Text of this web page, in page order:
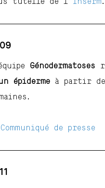
Génodermatoses
épiderme à partir de
Communiqué de presse